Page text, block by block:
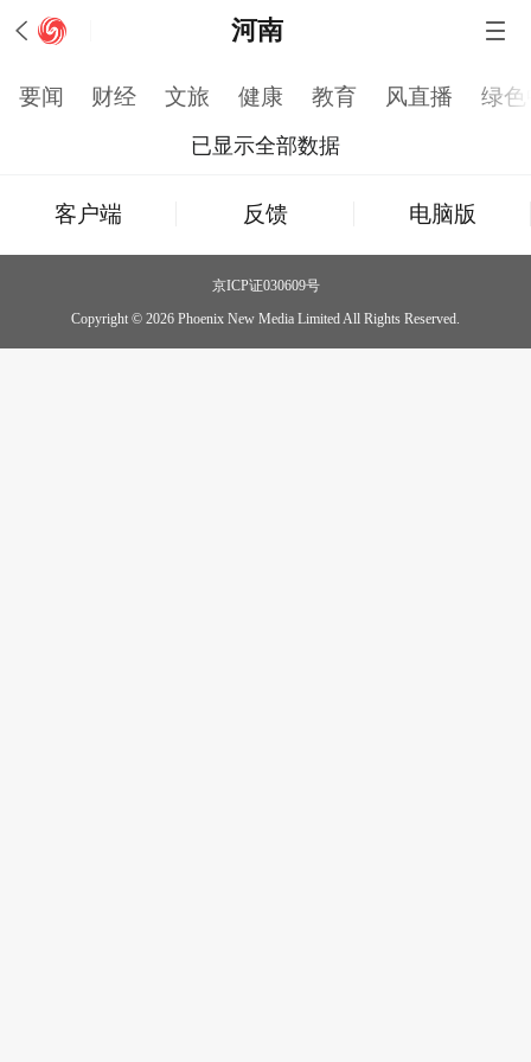
河南
要闻 财经 文旅 健康 教育 风直播 绿
已显示全部数据
客户端 反馈 电脑版
京ICP证030609号
Copyright © 2026 Phoenix New Media Limited All Rights Reserved.